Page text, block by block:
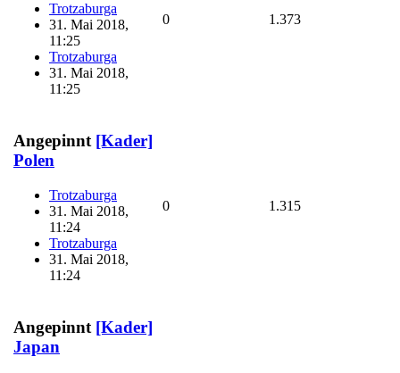
Trotzaburga
31. Mai 2018,
11:25
Trotzaburga
31. Mai 2018,
11:25
0 1.373
Angepinnt [Kader]
Polen
Trotzaburga
31. Mai 2018,
11:24
Trotzaburga
31. Mai 2018,
11:24
0 1.315
Angepinnt [Kader]
Japan